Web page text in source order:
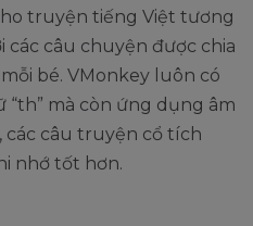
truyện tiếng Việt tương
các câu chuyện được chia
bé. VMonkey luôn có
“th” mà còn ứng dụng âm
các câu truyện cổ tích
nhớ tốt hơn.